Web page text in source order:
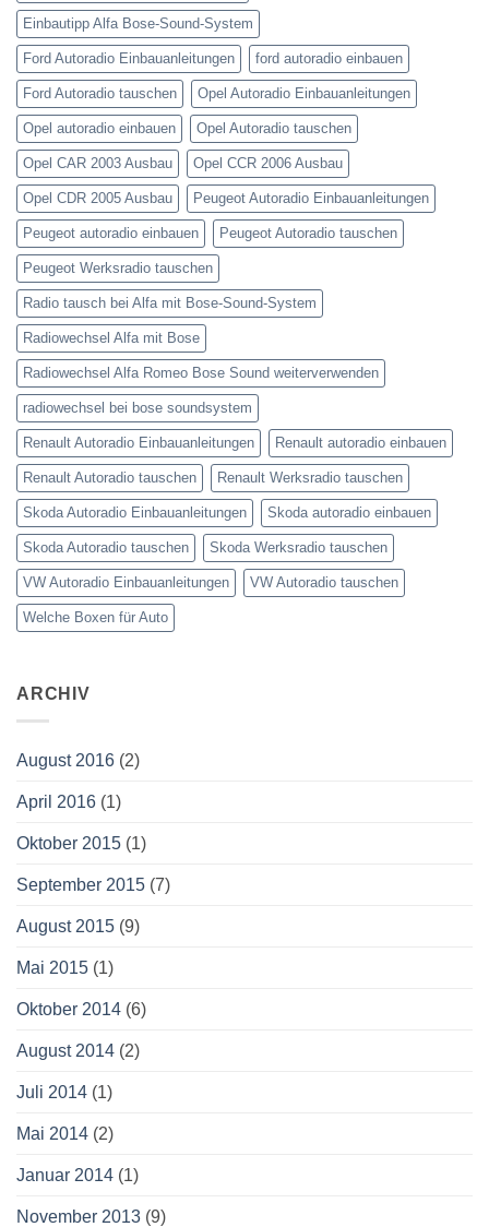
Einbautipp Alfa Bose-Sound-System
Ford Autoradio Einbauanleitungen ford autoradio einbauen
Ford Autoradio tauschen Opel Autoradio Einbauanleitungen
Opel autoradio einbauen Opel Autoradio tauschen
Opel CAR 2003 Ausbau Opel CCR 2006 Ausbau
Opel CDR 2005 Ausbau Peugeot Autoradio Einbauanleitungen
Peugeot autoradio einbauen Peugeot Autoradio tauschen
Peugeot Werksradio tauschen
Radio tausch bei Alfa mit Bose-Sound-System
Radiowechsel Alfa mit Bose
Radiowechsel Alfa Romeo Bose Sound weiterverwenden
radiowechsel bei bose soundsystem‎
Renault Autoradio Einbauanleitungen Renault autoradio einbauen
Renault Autoradio tauschen Renault Werksradio tauschen
Skoda Autoradio Einbauanleitungen Skoda autoradio einbauen
Skoda Autoradio tauschen Skoda Werksradio tauschen
VW Autoradio Einbauanleitungen VW Autoradio tauschen
Welche Boxen für Auto
ARCHIV
August 2016 (2)
April 2016 (1)
Oktober 2015 (1)
September 2015 (7)
August 2015 (9)
Mai 2015 (1)
Oktober 2014 (6)
August 2014 (2)
Juli 2014 (1)
Mai 2014 (2)
Januar 2014 (1)
November 2013 (9)